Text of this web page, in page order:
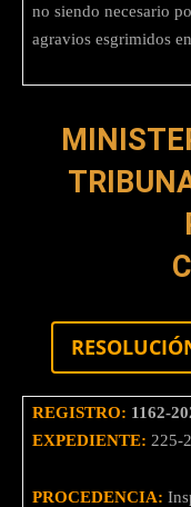
no siendo necesario
agravios esgrimidos
REGISTRO: 1162-
EXPEDIENTE: 225-
PROCEDENCIA: